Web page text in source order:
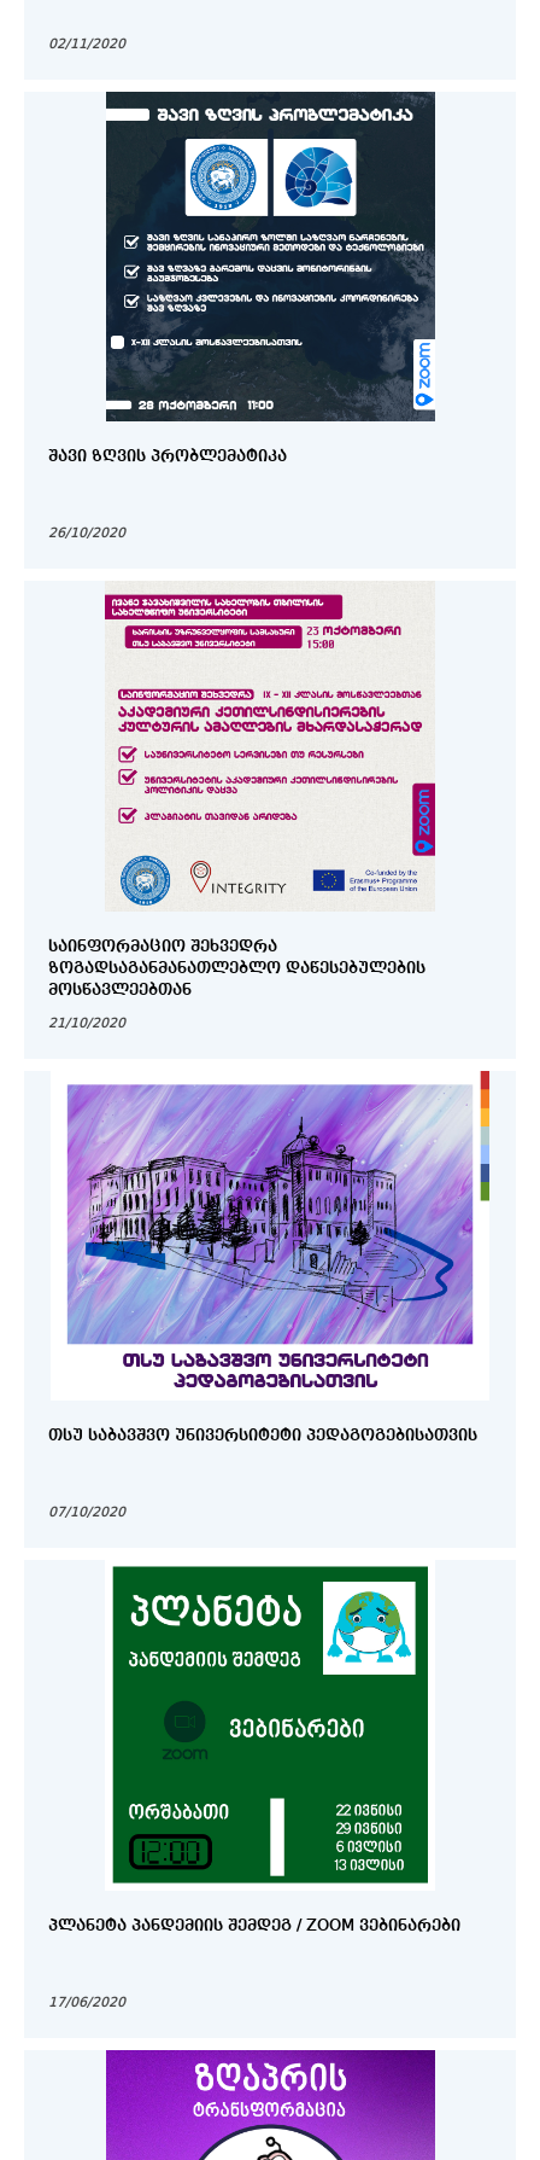
02/11/2020
ᲨᲐᲕᲘ ᲖᲦᲕᲘᲡ ᲞᲠᲝᲑᲚᲔᲛᲐᲢᲘᲙᲐ
26/10/2020
ᲡᲐᲘᲜᲤᲝᲠᲛᲐᲪᲘᲝ ᲨᲔᲮᲕᲔᲓᲠᲐ
ᲖᲝᲒᲐᲓᲡᲐᲒᲐᲜᲛᲐᲜᲐᲗᲚᲔᲑᲚᲝ ᲓᲐᲬᲔᲡᲔᲑᲣᲚᲔᲑᲘᲡ
ᲛᲝᲡᲬᲐᲕᲚᲔᲔᲑᲗᲐᲜ
21/10/2020
ᲗᲡᲣ ᲡᲐᲑᲐᲕᲨᲕᲝ ᲣᲜᲘᲕᲔᲠᲡᲘᲢᲔᲢᲘ ᲞᲔᲓᲐᲒᲝᲒᲔᲑᲘᲡᲐᲗᲕᲘᲡ
07/10/2020
ᲞᲚᲐᲜᲔᲢᲐ ᲞᲐᲜᲓᲔᲛᲘᲘᲡ ᲨᲔᲛᲓᲔᲒ / ZOOM ᲕᲔᲑᲘᲜᲐᲠᲔᲑᲘ
17/06/2020